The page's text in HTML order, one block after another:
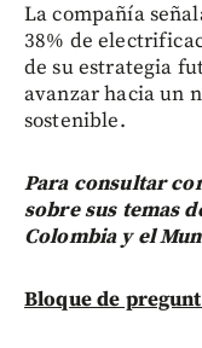
La compañía
38% de
de su estrategia
avanzar hacia un
sostenible.
Para consultar
sobre sus temas
Colombia y el
Bloque de